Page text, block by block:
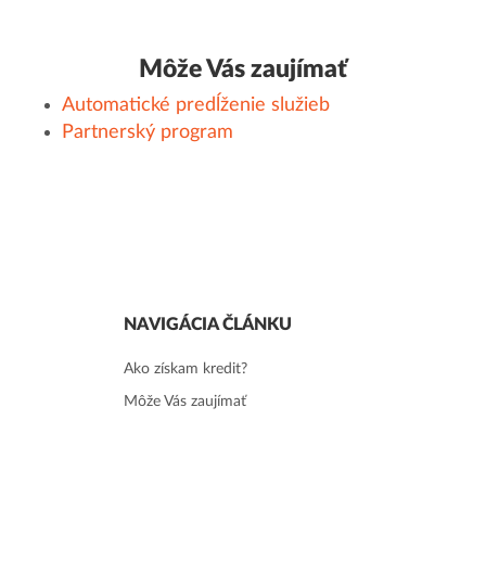
Môže Vás zaujímať
Automatické predĺženie služieb
Partnerský program
NAVIGÁCIA ČLÁNKU
Ako získam kredit?
Môže Vás zaujímať